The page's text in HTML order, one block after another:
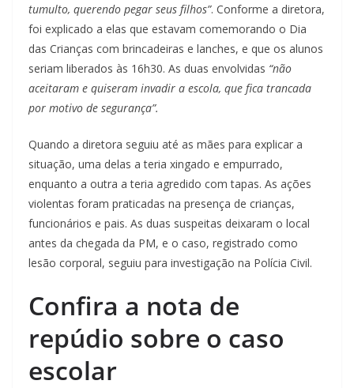
tumulto, querendo pegar seus filhos”. Conforme a diretora,
foi explicado a elas que estavam comemorando o Dia
das Crianças com brincadeiras e lanches, e que os alunos
seriam liberados às 16h30. As duas envolvidas “não
aceitaram e quiseram invadir a escola, que fica trancada
por motivo de segurança”.
Quando a diretora seguiu até as mães para explicar a
situação, uma delas a teria xingado e empurrado,
enquanto a outra a teria agredido com tapas. As ações
violentas foram praticadas na presença de crianças,
funcionários e pais. As duas suspeitas deixaram o local
antes da chegada da PM, e o caso, registrado como
lesão corporal, seguiu para investigação na Polícia Civil.
Confira a nota de
repúdio sobre o caso
escolar